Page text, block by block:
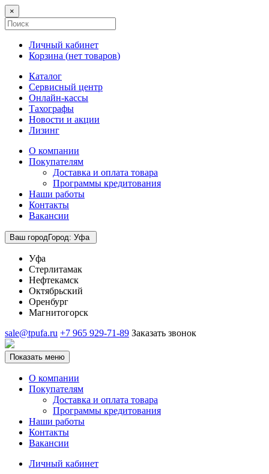
×
Личный кабинет
Корзина (нет товаров)
Каталог
Сервисный центр
Онлайн-кассы
Тахографы
Новости и акции
Лизинг
О компании
Покупателям
Доставка и оплата товара
Программы кредитования
Наши работы
Контакты
Вакансии
Ваш городГород: Уфа
Уфа
Стерлитамак
Нефтекамск
Октябрьский
Оренбург
Магнитогорск
sale@tpufa.ru +7 965 929-71-89 Заказать звонок
Показать меню
О компании
Покупателям
Доставка и оплата товара
Программы кредитования
Наши работы
Контакты
Вакансии
Личный кабинет